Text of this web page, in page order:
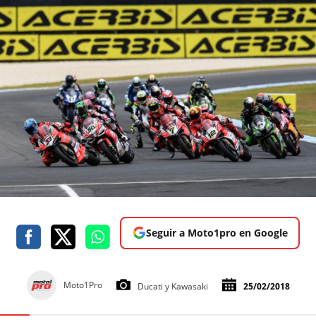
Seguir a Moto1pro en Google
Moto1Pro Ducati y Kawasaki 25/02/2018